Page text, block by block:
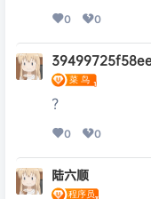
0 0
?
0 0
陆六顺